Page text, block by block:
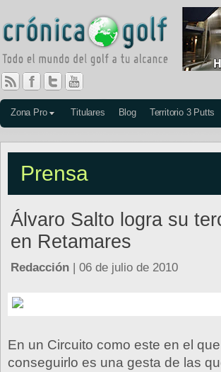
Zona Pro Titulares Blog Territorio 3 Putts
Prensa
Álvaro Salto logra su
en Retamares
Redacción | 06 de julio de 2010
En un Circuito como este en el
conseguirlo es una gesta de las